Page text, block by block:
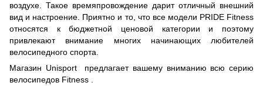
воздухе. Такое времяпровождение дарит отличный внешний
вид и настроение. Приятно и то, что все модели PRIDE Fitness
относятся к бюджетной ценовой категории и поэтому
привлекают внимание многих начинающих любителей
велосипедного спорта.
Магазин Unisport предлагает вашему вниманию всю серию
велосипедов Fitness .